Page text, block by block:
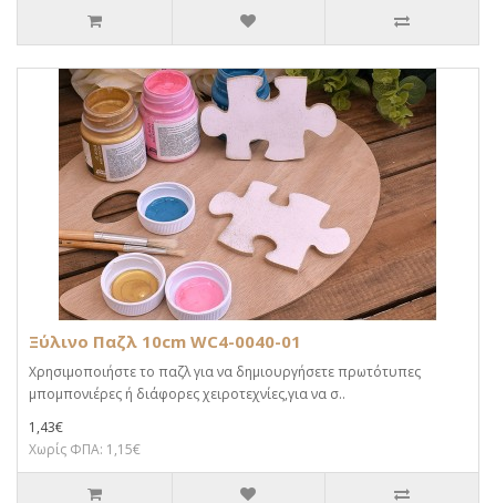
Ξύλινο Παζλ 10cm WC4-0040-01
Χρησιμοποιήστε το παζλ για να δημιουργήσετε πρωτότυπες
μπομπονιέρες ή διάφορες χειροτεχνίες,για να σ..
1,43€
Χωρίς ΦΠΑ: 1,15€